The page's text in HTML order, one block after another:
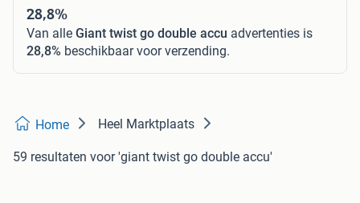
28,8%
Van alle Giant twist go double accu advertenties is
28,8% beschikbaar voor verzending.
Home Heel Marktplaats
59 resultaten voor 'giant twist go double accu'